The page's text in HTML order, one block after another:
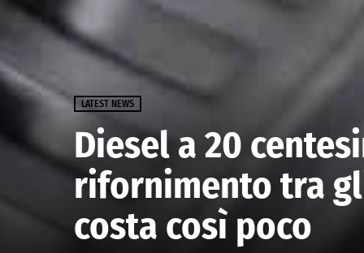
LATEST NEWS
Diesel a 20
rifornimento tra
costa così poco